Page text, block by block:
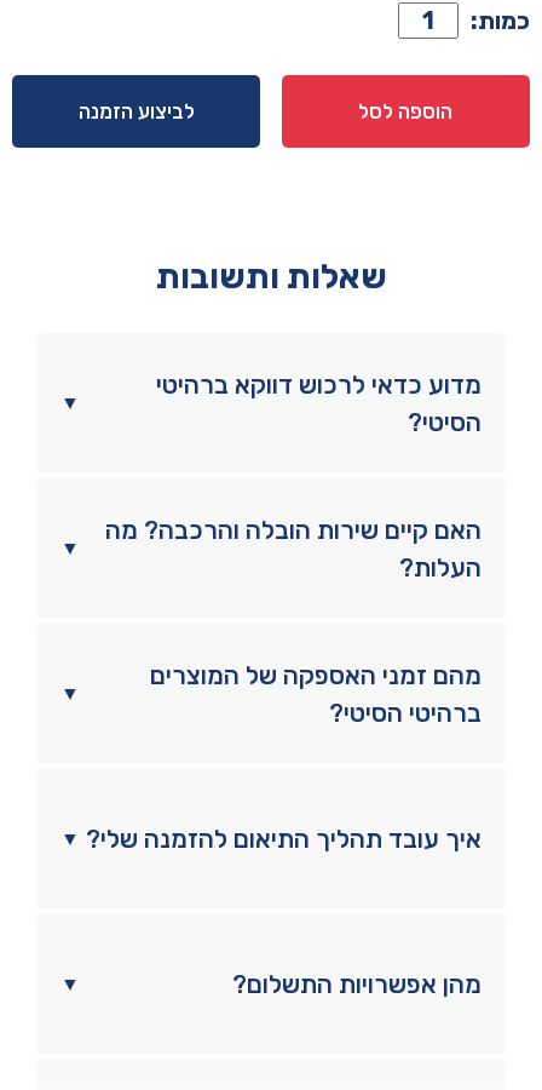
כמות: כמות
של
מזרן
דגם
הוספה לסל לביצוע הזמנה
שאלות ותשובות
▼
מדוע כדאי לרכוש דווקא ברהיטי
הסיטי?
▼
האם קיים שירות הובלה והרכבה? מה
העלות?
▼
מהם זמני האספקה של המוצרים
ברהיטי הסיטי?
▼ איך עובד תהליך התיאום להזמנה שלי?
▼ מהן אפשרויות התשלום?